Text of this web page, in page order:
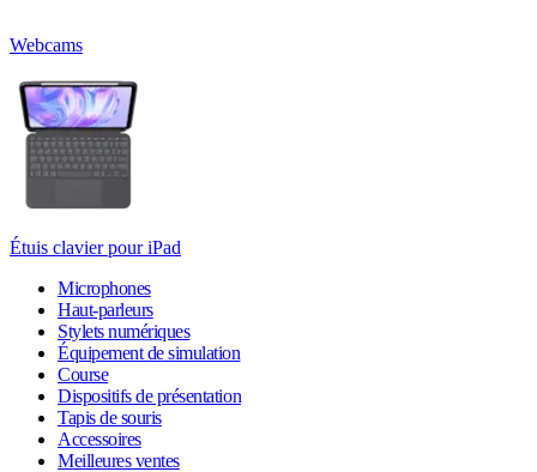
Webcams
Étuis clavier pour iPad
Microphones
Haut-parleurs
Stylets numériques
Équipement de simulation
Course
Dispositifs de présentation
Tapis de souris
Accessoires
Meilleures ventes